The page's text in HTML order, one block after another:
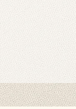
mit speziellen
Wenn du es als
Klebestreifen
erhältlich und nicht
Hier klicken für alle